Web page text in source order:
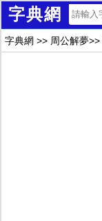
字典網
字典網 >> 周公解夢>>